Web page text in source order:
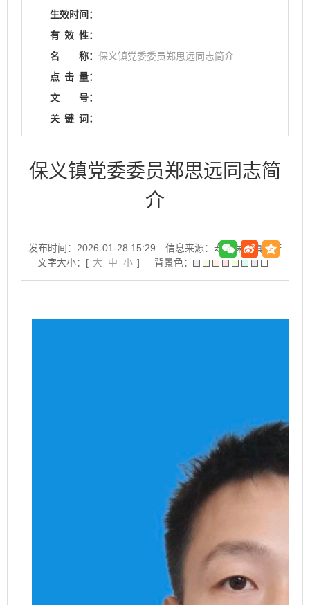
生效时间：
有 效 性：
名
称： 保义镇党委委员郑思远同志简介
点 击 量：
文
号：
关 键 词：
保义镇党委委员郑思远同志简
介
发布时间：2026-01-28 15:29
信息来源：寿县保义镇政府
文字大小：[ 大 中 小 ] 背景色：